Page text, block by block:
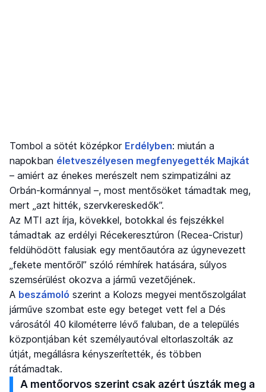
Tombol a sötét középkor Erdélyben: miután a
napokban életveszélyesen megfenyegették Majkát
– amiért az énekes merészelt nem szimpatizálni az
Orbán-kormánnyal –, most mentősöket támadtak meg,
mert „azt hitték, szervkereskedők”.
Az MTI azt írja, kövekkel, botokkal és fejszékkel
támadtak az erdélyi Récekeresztúron (Recea-Cristur)
feldühödött falusiak egy mentőautóra az úgynevezett
„fekete mentőről” szóló rémhírek hatására, súlyos
szemsérülést okozva a jármű vezetőjének.
A beszámoló szerint a Kolozs megyei mentőszolgálat
járműve szombat este egy beteget vett fel a Dés
városától 40 kilométerre lévő faluban, de a település
központjában két személyautóval eltorlaszolták az
útját, megállásra kényszerítették, és többen
rátámadtak.
A mentőorvos szerint csak azért úszták meg a